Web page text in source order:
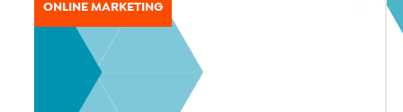
ONLINE MARKETING